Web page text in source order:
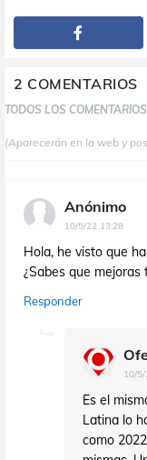
2 COMENTARIOS
TODOS LOS
(Aparecerán en la web y
Anónimo
10/5/22 13:28
Hola, he visto que
¿Sabes que
Responder
10/
Es el
Latina lo
como